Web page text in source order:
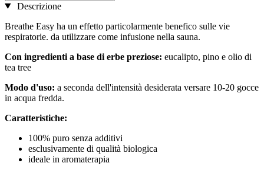
Descrizione
Breathe Easy ha un effetto particolarmente benefico sulle vie
respiratorie. da utilizzare come infusione nella sauna.
Con ingredienti a base di erbe preziose: eucalipto, pino e olio di
tea tree
Modo d'uso: a seconda dell'intensità desiderata versare 10-20 gocce
in acqua fredda.
Caratteristiche:
100% puro senza additivi
esclusivamente di qualità biologica
ideale in aromaterapia